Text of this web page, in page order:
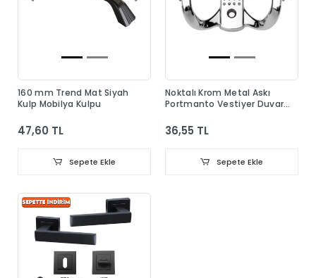
160 mm Trend Mat Siyah
Kulp Mobilya Kulpu
47,60 TL
Sepete Ekle
Noktalı Krom Metal Askı
Portmanto Vestiyer Duvar
36,55 TL
Sepete Ekle